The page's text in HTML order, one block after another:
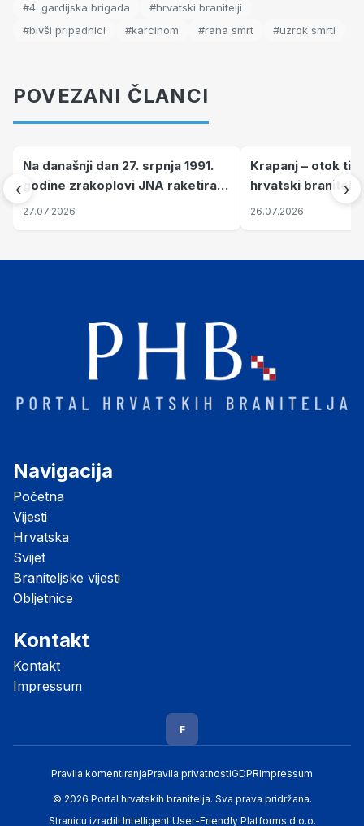
#4. gardijska brigada
#hrvatski branitelji
#bivši pripadnici
#karcinom #rana smrt #uzrok smrti
POVEZANI ČLANCI
‹
Na današnji dan 27. srpnja 1991.
godine zrakoplovi JNA raketirali
su vojarnu i obučni centar "Nikola
27.07.2026
Krapanj – otok
hrvatski branitelji
pronalaze mir
26.07.2026
›
Navigacija
Početna
Vijesti
Hrvatska
Svijet
Braniteljske vijesti
Obljetnice
Kontakt
Kontakt
Impressum
F
Pravila komentiranjaPravila privatnostiGDPRImpressum
© 2026 Portal hrvatskih branitelja. Sva prava pridržana.
Stranicu izradili Intelligent User-Friendly Platforms d.o.o.